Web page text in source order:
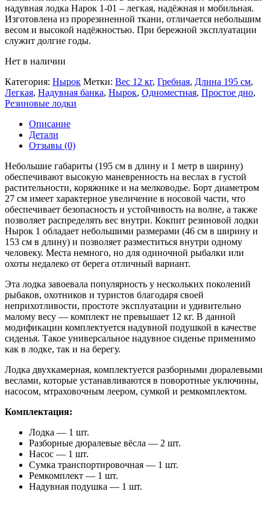
надувная лодка Нарок 1-01 – легкая, надёжная и мобильная.
Изготовлена из прорезиненной ткани, отличается небольшим
весом и высокой надёжностью. При бережной эксплуатации
служит долгие годы.
Нет в наличии
Категория: Нырок Метки: Вес 12 кг, Гребная, Длина 195 см,
Легкая, Надувная банка, Нырок, Одноместная, Простое дно,
Резиновые лодки
Описание
Детали
Отзывы (0)
Небольшие габариты (195 см в длину и 1 метр в ширину)
обеспечивают высокую маневренность на веслах в густой
растительности, коряжнике и на мелководье. Борт диаметром
27 см имеет характерное увеличение в носовой части, что
обеспечивает безопасность и устойчивость на волне, а также
позволяет распределять вес внутри. Кокпит резиновой лодки
Нырок 1 обладает небольшими размерами (46 см в ширину и
153 см в длину) и позволяет разместиться внутри одному
человеку. Места немного, но для одиночной рыбалки или
охоты недалеко от берега отличный вариант.
Эта лодка завоевала популярность у нескольких поколений
рыбаков, охотников и туристов благодаря своей
неприхотливости, простоте эксплуатации и удивительно
малому весу — комплект не превышает 12 кг. В данной
модификации комплектуется надувной подушкой в качестве
сиденья. Такое универсальное надувное сиденье применимо
как в лодке, так и на берегу.
Лодка двухкамерная, комплектуется разборными дюралевыми
веслами, которые устанавливаются в поворотные уключины,
насосом, мтраховочным леером, сумкой и ремкомплектом.
Комплектация:
Лодка — 1 шт.
Разборные дюралевые вёсла — 2 шт.
Насос — 1 шт.
Сумка транспортировочная — 1 шт.
Ремкомплект — 1 шт.
Надувная подушка — 1 шт.